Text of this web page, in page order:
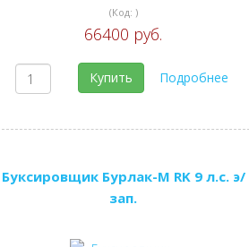
(Код: )
66400 руб.
Купить Подробнее
Буксировщик Бурлак-М RK 9 л.с. э/
зап.